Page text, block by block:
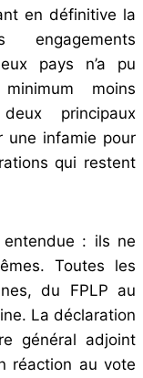
en définitive la
pays n’a pu
moins
principaux
une infamie pour
qui restent
entendue : ils ne
Toutes les
du FPLP au
La déclaration
général adjoint
réaction au vote